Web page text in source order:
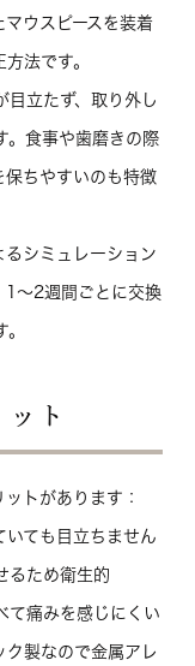
ウスピースを装着
法です。
目立たず、取り外し
。食事や歯磨きの際
保ちやすいのも特徴
るシミュレーション
1〜2週間ごとに交換
ト
トがあります：
いても目立ちません
るため衛生的
て痛みを感じにくい
ク製なので金属アレ